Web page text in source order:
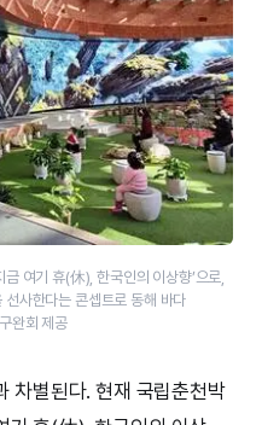
여기 휴(休), 한국인의 이상향’으로,
사한다는 콘셉트로 동해 바다
완회 제공
차별된다. 현재 국립춘천박